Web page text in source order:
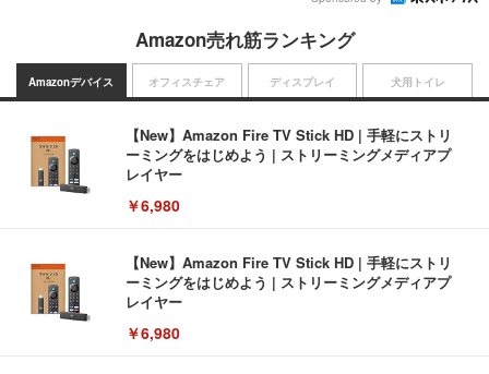
Amazon売れ筋ランキング
Amazonデバイス
【New】Amazon Fire TV Stick HD | 手軽にストリ
ーミングをはじめよう | ストリーミングメディアプ
レイヤー
￥6,980
【New】Amazon Fire TV Stick HD | 手軽にストリ
ーミングをはじめよう | ストリーミングメディアプ
レイヤー
￥6,980
オフィスチェア ディスプレイ 犬用トイレ